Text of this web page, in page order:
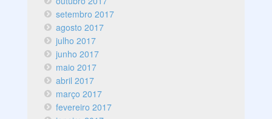
setembro 2017
agosto 2017
julho 2017
junho 2017
maio 2017
abril 2017
março 2017
fevereiro 2017